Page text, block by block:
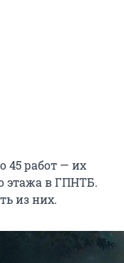
45 работ — их
этажа в ГПНТБ.
из них.